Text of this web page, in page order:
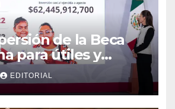
de la Beca
para útiles y
escolares en
Claudia
EDITORIAL